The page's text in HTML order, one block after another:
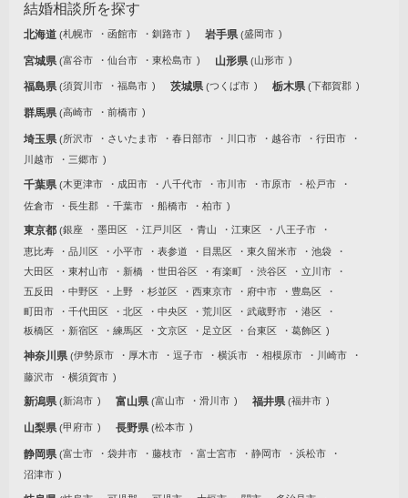
結婚相談所を探す
北海道 札幌市 函館市 釧路市 岩手県 盛岡市
宮城県 富谷市 仙台市 東松島市 山形県 山形市
福島県 須賀川市 福島市 茨城県 つくば市 栃木県 下都賀郡
群馬県 高崎市 前橋市
埼玉県 所沢市 さいたま市 春日部市 川口市 越谷市
行田市
川越市
三郷市
千葉県 木更津市 成田市 八千代市 市川市 市原市
松戸市
佐倉市
長生郡 千葉市 船橋市 柏市
東京都 銀座 墨田区 江戸川区 青山 江東区
八王子市
恵比寿
品川区 小平市 表参道 目黒区 東久留米市
池袋
大田区
東村山市 新橋 世田谷区 有楽町 渋谷区
立川市
五反田
中野区 上野 杉並区 西東京市 府中市
豊島区
町田市
千代田区 北区 中央区 荒川区 武蔵野市
港区
板橋区
新宿区 練馬区 文京区 足立区 台東区 葛飾区
神奈川県 伊勢原市 厚木市 逗子市 横浜市 相模原市
川崎市
藤沢市
横須賀市
新潟県 新潟市 富山県 富山市 滑川市 福井県 福井市
山梨県 甲府市 長野県 松本市
静岡県 富士市 袋井市 藤枝市 富士宮市 静岡市
浜松市
沼津市